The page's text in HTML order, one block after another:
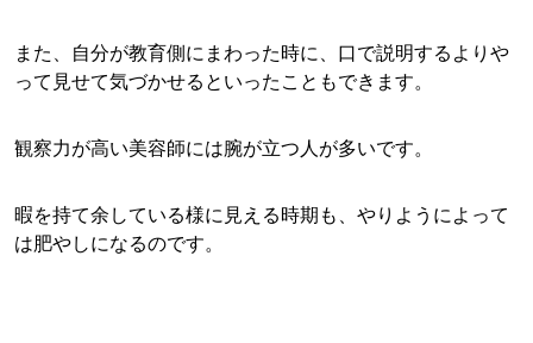
また、自分が教育側にまわった時に、口で説明するよりや
って見せて気づかせるといったこともできます。
観察力が高い美容師には腕が立つ人が多いです。
暇を持て余している様に見える時期も、やりようによって
は肥やしになるのです。